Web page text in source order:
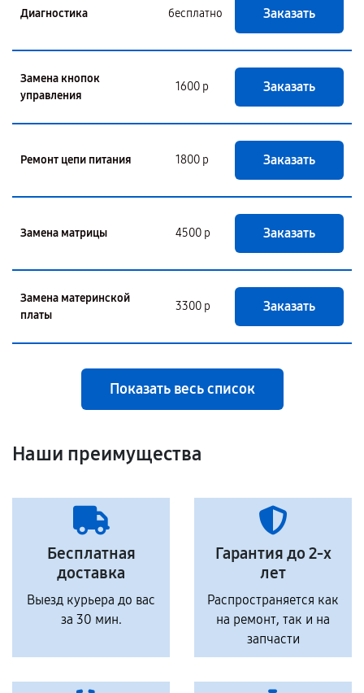
Диагностика бесплатно Заказать
Замена кнопок
управления
1600 р Заказать
Ремонт цепи питания 1800 р Заказать
Замена матрицы 4500 р Заказать
Замена материнской
платы
3300 р Заказать
Показать весь список
Наши преимущества
Бесплатная
доставка
Выезд курьера до вас
за 30 мин.
Гарантия до 2-х
лет
Распространяется как
на ремонт, так и на
запчасти